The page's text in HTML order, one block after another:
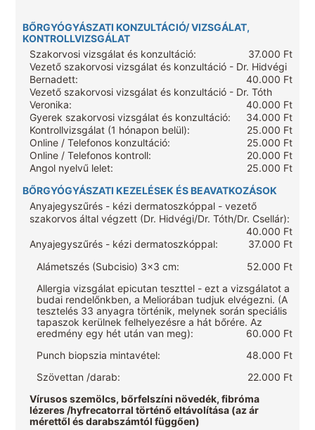
BŐRGYÓGYÁSZATI KONZULTÁCIÓ/ VIZSGÁLAT,
KONTROLLVIZSGÁLAT
Szakorvosi vizsgálat és konzultáció:
37.000 Ft
Vezető szakorvosi vizsgálat és konzultáció - Dr. Hidvégi
Bernadett:
40.000 Ft
Vezető szakorvosi vizsgálat és konzultáció - Dr. Tóth
Veronika:
40.000 Ft
Gyerek szakorvosi vizsgálat és konzultáció:
34.000 Ft
Kontrollvizsgálat (1 hónapon belül):
25.000 Ft
Online / Telefonos konzultáció:
25.000 Ft
Online / Telefonos kontroll:
20.000 Ft
Angol nyelvű lelet:
25.000 Ft
BŐRGYÓGYÁSZATI KEZELÉSEK ÉS BEAVATKOZÁSOK
Anyajegyszűrés - kézi dermatoszkóppal - vezető
szakorvos által végzett (Dr. Hidvégi/Dr. Tóth/Dr. Csellár):
40.000 Ft
Anyajegyszűrés - kézi dermatoszkóppal:
37.000 Ft
Alámetszés (Subcisio) 3x3 cm:
52.000 Ft
Allergia vizsgálat epicutan teszttel - ezt a vizsgálatot a
budai rendelőnkben, a Meliorában tudjuk elvégezni. (A
tesztelés 33 anyagra történik, melynek során speciális
tapaszok kerülnek felhelyezésre a hát bőrére. Az
eredmény egy hét után van meg):
60.000 Ft
Punch biopszia mintavétel:
48.000 Ft
Szövettan /darab:
22.000 Ft
Vírusos szemölcs, bőrfelszíni növedék, fibróma
lézeres /hyfrecatorral történő eltávolítása (az ár
mérettől és darabszámtól függően)